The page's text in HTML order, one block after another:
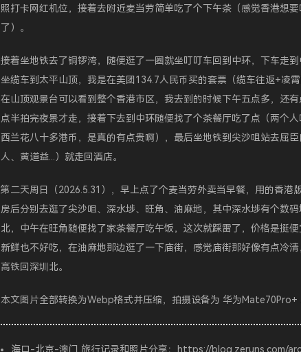
照打卡网红机位，接着去附近麦当劳简单吃了个下午茶（感觉香港想
了）。
接着坐地铁去了铜锣湾，随便逛了一圈就坐叮叮车回到中环，下车走到
坐缆车到太平山顶，我是在美团134.7人民币买的套票（缆车往返+凌霄
在山顶观景台可以看到整个香港市区，我去到的时候下午五点多，还
点半拍完夜景才走，接着下去到中环随便找了个茶餐厅吃了点（两个
西兰花八十多港币，是真的有点贵啊），最后坐地铁到尖沙咀站去屈
人、黄道益...）就走回酒店。
第二天周日（2026.5.31），早上点了个麦当劳外卖当早餐，用的香港
房后分别去逛了尖沙咀、深水埗、旺角、油麻地，其中深水埗有个数
北，中午在旺角随便找了家茶餐厅吃午饭，这次就踩雷了，价格是挺
新鲜也不好吃，在油麻地那边逛了一下庙街，感觉庙街那好像有点冷
高铁回深圳北。
本文图片全部转换为Webp格式并压缩，拍摄设备为 华为Mate70Pro+
海口-北京-澳门 旅行记录和照片分享：
https://blog.zeruns.com/